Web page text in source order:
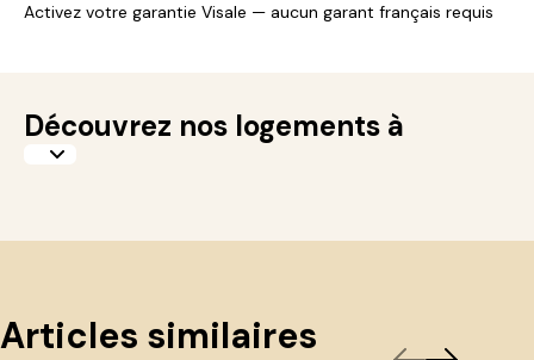
Activez votre garantie Visale — aucun garant français requis
Découvrez nos logements à
Articles similaires